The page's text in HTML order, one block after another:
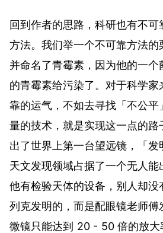
回到作者的思路，科研也有不
方法。我们举一个不可靠方法
并命名了青霉素，因为他的一
的青霉素给污染了。对于科学
靠的运气，不如去寻找「不公平
量的技术，就是实现这一点的
出了世界上第一台望远镜，「
天文发现领域占据了一个无人
他有检验天体的设备，别人却没
列克发明的，而是配眼镜老师傅
微镜只能达到 20 - 50 倍的放大